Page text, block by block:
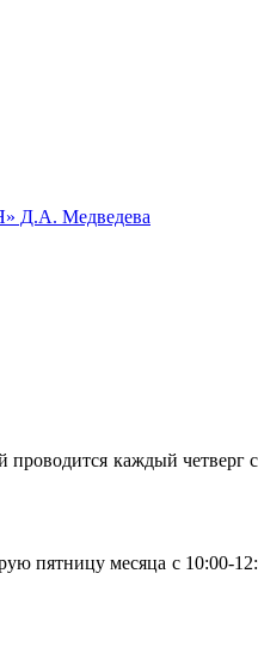
Д.А. Медведева
каждый четверг с
месяца с 10:00-